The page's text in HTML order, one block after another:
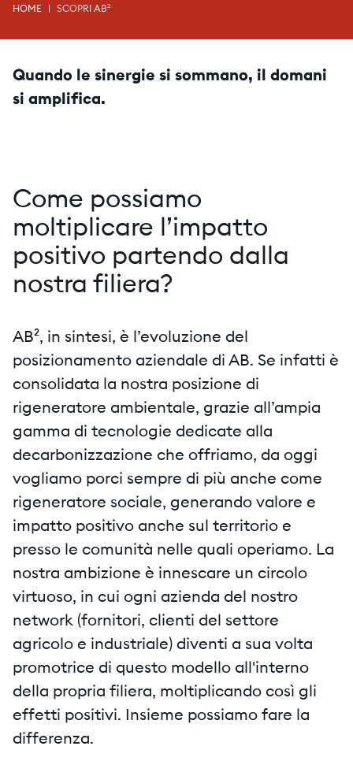
HOME SCOPRI AB²
Quando le sinergie si sommano, il domani
si amplifica.
Come possiamo
moltiplicare l’impatto
positivo partendo dalla
nostra filiera?
AB², in sintesi, è l’evoluzione del
posizionamento aziendale di AB. Se infatti è
consolidata la nostra posizione di
rigeneratore ambientale, grazie all’ampia
gamma di tecnologie dedicate alla
decarbonizzazione che offriamo, da oggi
vogliamo porci sempre di più anche come
rigeneratore sociale, generando valore e
impatto positivo anche sul territorio e
presso le comunità nelle quali operiamo. La
nostra ambizione è innescare un circolo
virtuoso, in cui ogni azienda del nostro
network (fornitori, clienti del settore
agricolo e industriale) diventi a sua volta
promotrice di questo modello all'interno
della propria filiera, moltiplicando così gli
effetti positivi. Insieme possiamo fare la
differenza.